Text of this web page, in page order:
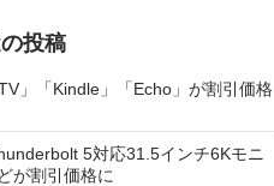
投稿
TV」「Kindle」「Echo」が割引価格
5対応31.5インチ6Kモニ
が割引価格に